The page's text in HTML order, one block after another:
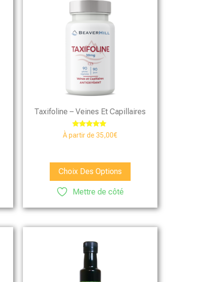
Taxifoline – Veines Et Capillaires
Note
5.00
À partir de 35,00€
Choix Des Options
Mettre de côté